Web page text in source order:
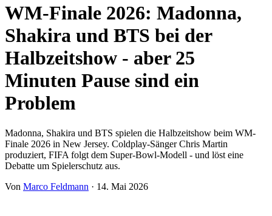
WM-Finale 2026: Madonna,
Shakira und BTS bei der
Halbzeitshow - aber 25
Minuten Pause sind ein
Problem
Madonna, Shakira und BTS spielen die Halbzeitshow beim WM-
Finale 2026 in New Jersey. Coldplay-Sänger Chris Martin
produziert, FIFA folgt dem Super-Bowl-Modell - und löst eine
Debatte um Spielerschutz aus.
Von Marco Feldmann · 14. Mai 2026